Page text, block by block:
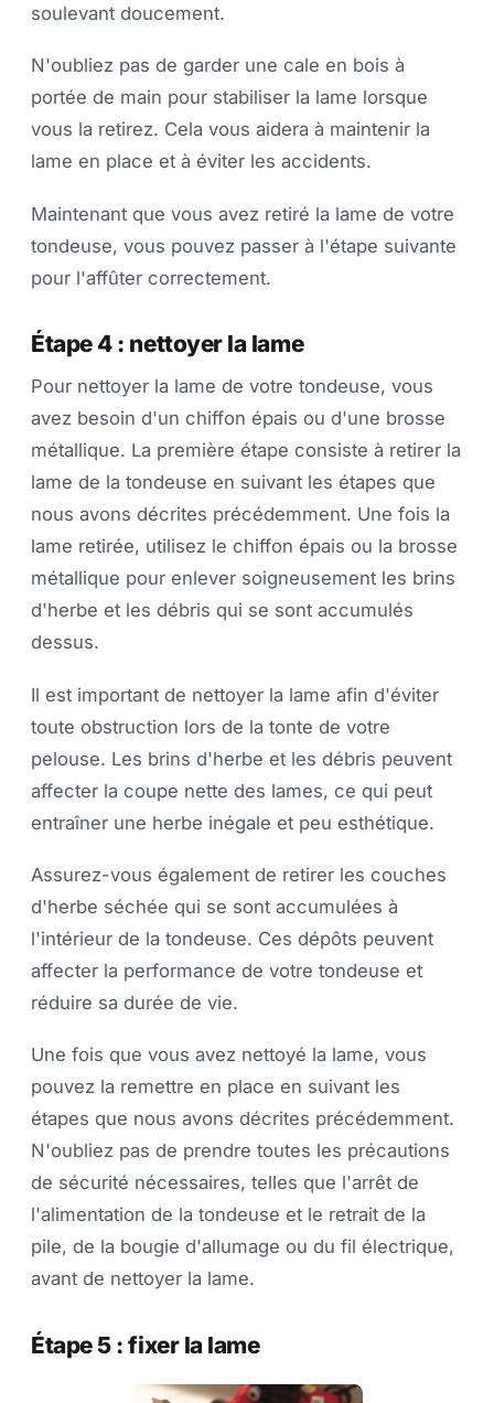
soulevant doucement.
N'oubliez pas de garder une cale en bois à
portée de main pour stabiliser la lame lorsque
vous la retirez. Cela vous aidera à maintenir la
lame en place et à éviter les accidents.
Maintenant que vous avez retiré la lame de votre
tondeuse, vous pouvez passer à l'étape suivante
pour l'affûter correctement.
Étape 4 : nettoyer la lame
Pour nettoyer la lame de votre tondeuse, vous
avez besoin d'un chiffon épais ou d'une brosse
métallique. La première étape consiste à retirer la
lame de la tondeuse en suivant les étapes que
nous avons décrites précédemment. Une fois la
lame retirée, utilisez le chiffon épais ou la brosse
métallique pour enlever soigneusement les brins
d'herbe et les débris qui se sont accumulés
dessus.
Il est important de nettoyer la lame afin d'éviter
toute obstruction lors de la tonte de votre
pelouse. Les brins d'herbe et les débris peuvent
affecter la coupe nette des lames, ce qui peut
entraîner une herbe inégale et peu esthétique.
Assurez-vous également de retirer les couches
d'herbe séchée qui se sont accumulées à
l'intérieur de la tondeuse. Ces dépôts peuvent
affecter la performance de votre tondeuse et
réduire sa durée de vie.
Une fois que vous avez nettoyé la lame, vous
pouvez la remettre en place en suivant les
étapes que nous avons décrites précédemment.
N'oubliez pas de prendre toutes les précautions
de sécurité nécessaires, telles que l'arrêt de
l'alimentation de la tondeuse et le retrait de la
pile, de la bougie d'allumage ou du fil électrique,
avant de nettoyer la lame.
Étape 5 : fixer la lame